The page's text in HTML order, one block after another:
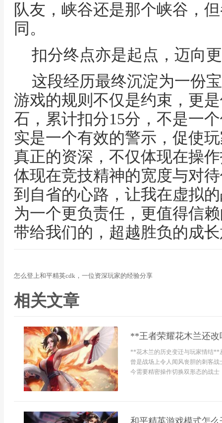
队友，峡谷还是那个峡谷，
同。
扣分终点亦是起点，迈向
这段经历最终沉淀为一份
游戏的规则不仅是约束，更
石，累计扣分15分，不是一
实是一个有效的警示，促使
真正的资深，不仅体现在操
体现在竞技精神的宽度与对
到自省的心路，让我在虚拟
为一个更负责任，更值得信
带给我们的，超越胜负的成
怎么登上和平精英cdk，一位资深玩家的经验分享
相关文章
**王者荣耀花木兰还
**花木兰的历史变迁与玩家情结**
曾是战场上令人闻风丧胆的刺客
今需要精密操作切换双形态的战士
和平精英游戏模式怎